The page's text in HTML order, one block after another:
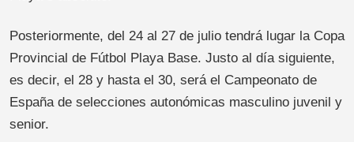
Posteriormente, del 24 al 27 de julio tendrá lugar la Copa
Provincial de Fútbol Playa Base. Justo al día siguiente,
es decir, el 28 y hasta el 30, será el Campeonato de
España de selecciones autonómicas masculino juvenil y
senior.